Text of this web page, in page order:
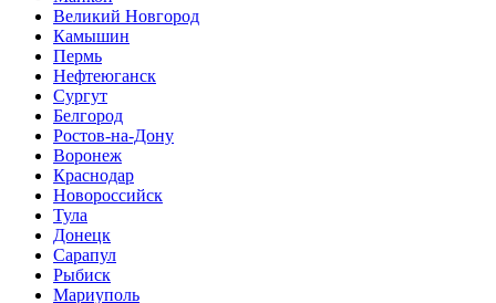
Великий Новгород
Камышин
Пермь
Нефтеюганск
Сургут
Белгород
Ростов-на-Дону
Воронеж
Краснодар
Новороссийск
Тула
Донецк
Сарапул
Рыбиск
Мариуполь